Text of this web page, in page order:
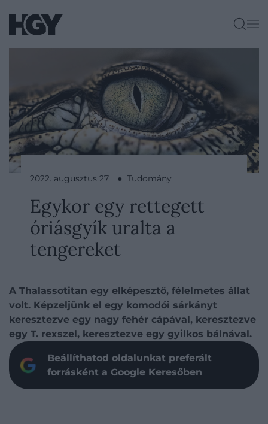
2022. augusztus 27. ● Tudomány
Egykor egy rettegett
óriásgyík uralta a
tengereket
A Thalassotitan egy elképesztő, félelmetes állat
volt. Képzeljünk el egy komodói sárkányt
keresztezve egy nagy fehér cápával, keresztezve
egy T. rexszel, keresztezve egy gyilkos bálnával.
Beállíthatod oldalunkat preferált
forrásként a Google Keresőben